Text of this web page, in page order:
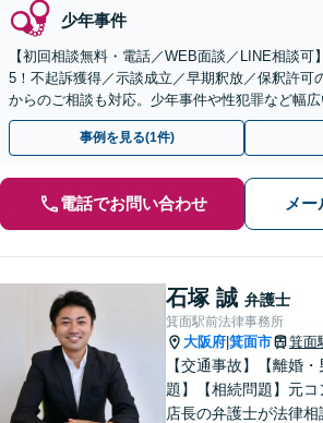
少年事件
【初回相談無料・電話／WEB面談／LINE相談可
5！不起訴獲得／示談成立／早期釈放／保釈許可
からのご相談も対応。少年事件や性犯罪など幅広
者側のご相談も対応【夜間休日対応可】
事例を見る(1件)
電話でお問い合わせ メ
石塚 誠 弁護士
箕面駅前法律事務所
大阪府 箕面市 箕面
【交通事故】【離婚
題】【相続問題】元コ
店長の弁護士が法律相